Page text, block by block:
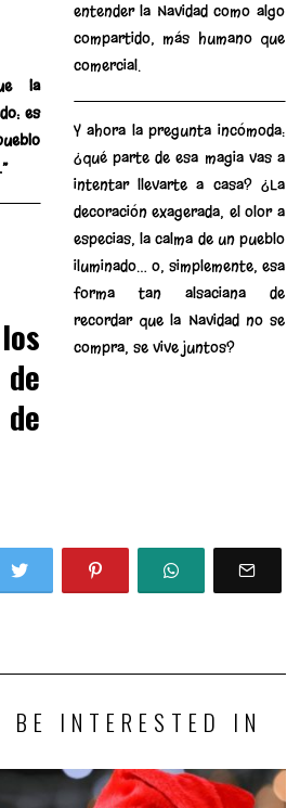
la
es
entender la Navidad como algo
compartido, más humano que
comercial.
Y ahora la pregunta incómoda:
¿qué parte de esa magia vas a
intentar llevarte a casa? ¿La
decoración exagerada, el olor a
especias, la calma de un pueblo
iluminado… o, simplemente, esa
forma tan alsaciana de
recordar que la Navidad no se
compra, se vive juntos?
BE INTERESTED IN